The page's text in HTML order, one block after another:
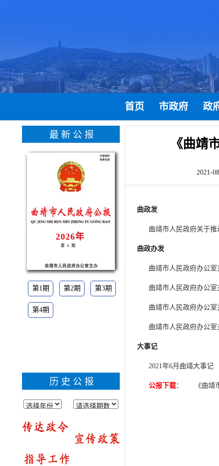
首页 市政府 政
最新公报
2026年
第4期
第1期 第2期 第3期
第4期
历史公报
《曲靖
2021-
曲政发
曲靖市人民政府关于
曲政办发
曲靖市人民政府办公
曲靖市人民政府办公
曲靖市人民政府办公
曲靖市人民政府办公
大事记
2021年6月曲靖大事记
公报下载： 《曲